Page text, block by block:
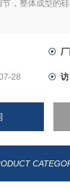
，整体成型的
28